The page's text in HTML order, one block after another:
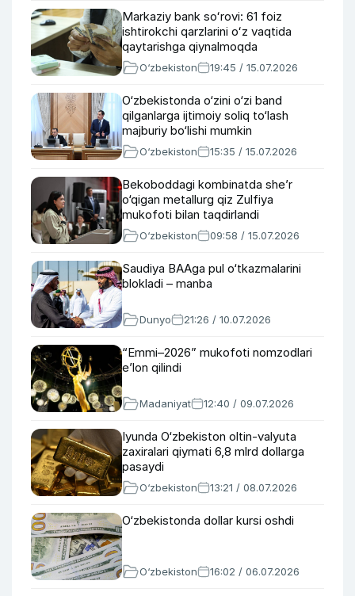
Markaziy bank soʻrovi: 61 foiz
ishtirokchi qarzlarini oʻz vaqtida
qaytarishga qiynalmoqda
O‘zbekiston 19:45 / 15.07.2026
O‘zbekistonda o‘zini o‘zi band
qilganlarga ijtimoiy soliq to‘lash
majburiy bo‘lishi mumkin
O‘zbekiston 15:35 / 15.07.2026
Bekoboddagi kombinatda she’r
o‘qigan metallurg qiz Zulfiya
mukofoti bilan taqdirlandi
O‘zbekiston 09:58 / 15.07.2026
Saudiya BAAga pul o‘tkazmalarini
blokladi – manba
Dunyo 21:26 / 10.07.2026
“Emmi–2026” mukofoti nomzodlari
e’lon qilindi
Madaniyat 12:40 / 09.07.2026
Iyunda O‘zbekiston oltin-valyuta
zaxiralari qiymati 6,8 mlrd dollarga
pasaydi
O‘zbekiston 13:21 / 08.07.2026
O‘zbekistonda dollar kursi oshdi
O‘zbekiston 16:02 / 06.07.2026